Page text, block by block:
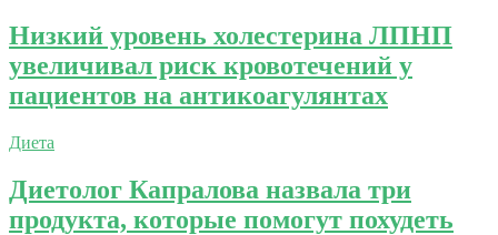
Низкий уровень холестерина ЛПНП
увеличивал риск кровотечений у
пациентов на антикоагулянтах
Диета
Диетолог Капралова назвала три
продукта, которые помогут похудеть